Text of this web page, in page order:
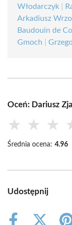
Włodarczyk
Arkadiusz
Baudouin de
Gmoch
Oceń: Dariusz
★ ★ ★
Średnia ocena: 4.96
Udostępnij
Share
Share